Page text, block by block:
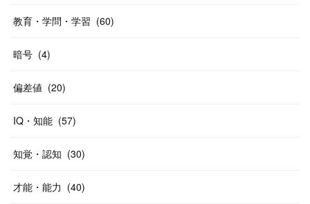
教育・学問・学習 (60)
暗号 (4)
偏差値 (20)
IQ・知能 (57)
知覚・認知 (30)
才能・能力 (40)